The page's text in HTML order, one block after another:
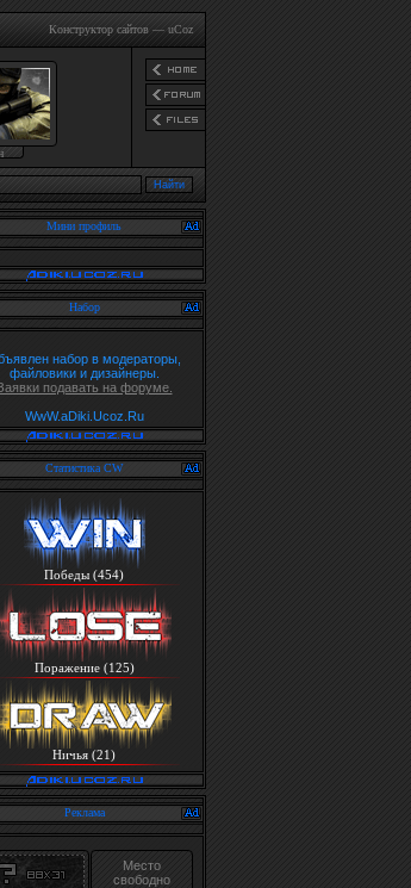
Конструктор сайтов — uCoz
Мини профиль
Набор
набор в модераторы,
файловики и дизайнеры.
подавать на форуме.
WwW.aDiki.Ucoz.Ru
Статистика CW
Победы (454)
Поражение (125)
Ничья (21)
Реклама
Место
свободно